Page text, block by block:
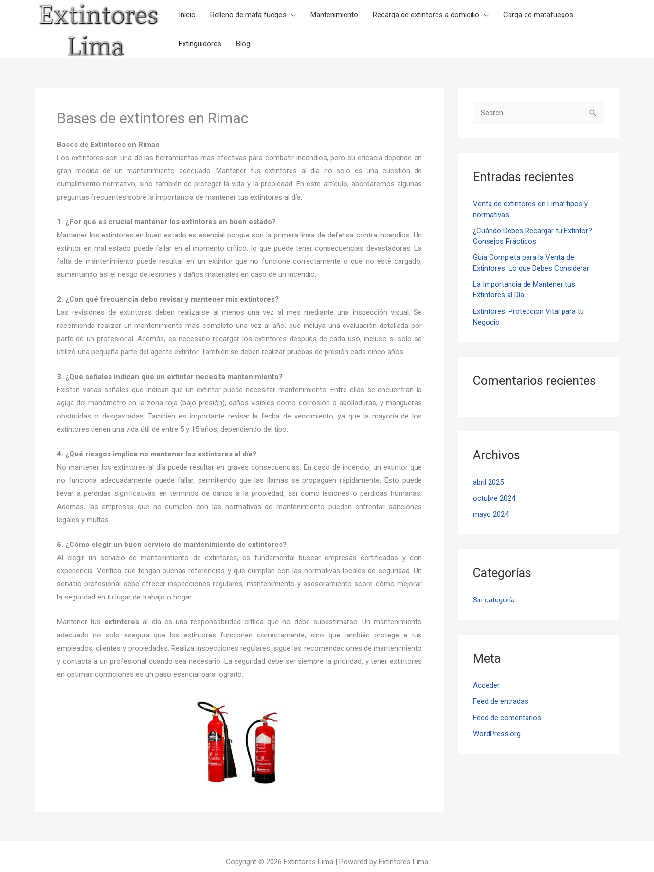
Inicio Relleno de mata fuegos Mantenimiento Recarga de extintores a domicilio Carga de matafuegos
Extinguidores Blog
Bases de extintores en Rimac
Bases de Extintores en Rimac
Los extintores son una de las herramientas más efectivas para combatir incendios, pero su eficacia depende en
gran medida de un mantenimiento adecuado. Mantener tus extintores al día no solo es una cuestión de
cumplimiento normativo, sino también de proteger la vida y la propiedad. En este artículo, abordaremos algunas
preguntas frecuentes sobre la importancia de mantener tus extintores al día.
1. ¿Por qué es crucial mantener los extintores en buen estado?
Mantener los extintores en buen estado es esencial porque son la primera línea de defensa contra incendios. Un
extintor en mal estado puede fallar en el momento crítico, lo que puede tener consecuencias devastadoras. La
falta de mantenimiento puede resultar en un extintor que no funcione correctamente o que no esté cargado,
aumentando así el riesgo de lesiones y daños materiales en caso de un incendio.
2. ¿Con qué frecuencia debo revisar y mantener mis extintores?
Las revisiones de extintores deben realizarse al menos una vez al mes mediante una inspección visual. Se
recomienda realizar un mantenimiento más completo una vez al año, que incluya una evaluación detallada por
parte de un profesional. Además, es necesario recargar los extintores después de cada uso, incluso si solo se
utilizó una pequeña parte del agente extintor. También se deben realizar pruebas de presión cada cinco años.
3. ¿Qué señales indican que un extintor necesita mantenimiento?
Existen varias señales que indican que un extintor puede necesitar mantenimiento. Entre ellas se encuentran la
aguja del manómetro en la zona roja (bajo presión), daños visibles como corrosión o abolladuras, y mangueras
obstruidas o desgastadas. También es importante revisar la fecha de vencimiento, ya que la mayoría de los
extintores tienen una vida útil de entre 5 y 15 años, dependiendo del tipo.
4. ¿Qué riesgos implica no mantener los extintores al día?
No mantener los extintores al día puede resultar en graves consecuencias. En caso de incendio, un extintor que
no funciona adecuadamente puede fallar, permitiendo que las llamas se propaguen rápidamente. Esto puede
llevar a pérdidas significativas en términos de daños a la propiedad, así como lesiones o pérdidas humanas.
Además, las empresas que no cumplen con las normativas de mantenimiento pueden enfrentar sanciones
legales y multas.
5. ¿Cómo elegir un buen servicio de mantenimiento de extintores?
Al elegir un servicio de mantenimiento de extintores, es fundamental buscar empresas certificadas y con
experiencia. Verifica que tengan buenas referencias y que cumplan con las normativas locales de seguridad. Un
servicio profesional debe ofrecer inspecciones regulares, mantenimiento y asesoramiento sobre cómo mejorar
la seguridad en tu lugar de trabajo o hogar.
Mantener tus extintoresal día es una responsabilidad crítica que no debe subestimarse. Un mantenimiento
adecuado no solo asegura que los extintores funcionen correctamente, sino que también protege a tus
empleados, clientes y propiedades. Realiza inspecciones regulares, sigue las recomendaciones de mantenimiento
y contacta a un profesional cuando sea necesario. La seguridad debe ser siempre la prioridad, y tener extintores
en óptimas condiciones es un paso esencial para lograrlo.
a
p
o
r
Entradas recientes
Venta de extintores en Lima: tipos y
normativas
¿Cuándo Debes Recargar tu Extintor?
Consejos Prácticos
Guía Completa para la Venta de
Extintores: Lo que Debes Considerar
La Importancia de Mantener tus
Extintores al Día
Extintores: Protección Vital para tu
Negocio
Comentarios recientes
Archivos
abril 2025
octubre 2024
mayo 2024
Categorías
Sin categoría
Meta
Acceder
Feed de entradas
Feed de comentarios
WordPress.org
Copyright © 2026 Extintores Lima | Powered by Extintores Lima